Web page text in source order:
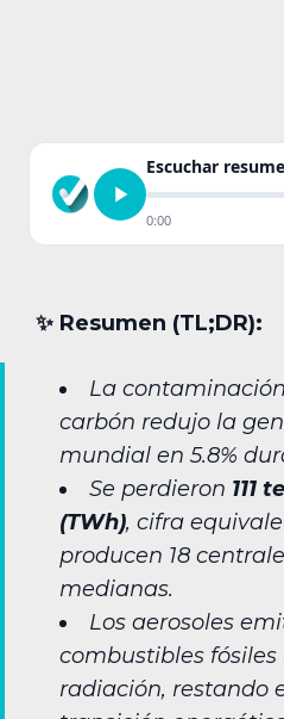
Escuchar
0:00
✨︎ Resumen (TL;DR):
La
carbón redujo la
mundial en 5.8%
Se perdieron 111
(TWh), cifra
producen 18
medianas.
Los aerosoles
combustibles
radiación, restando